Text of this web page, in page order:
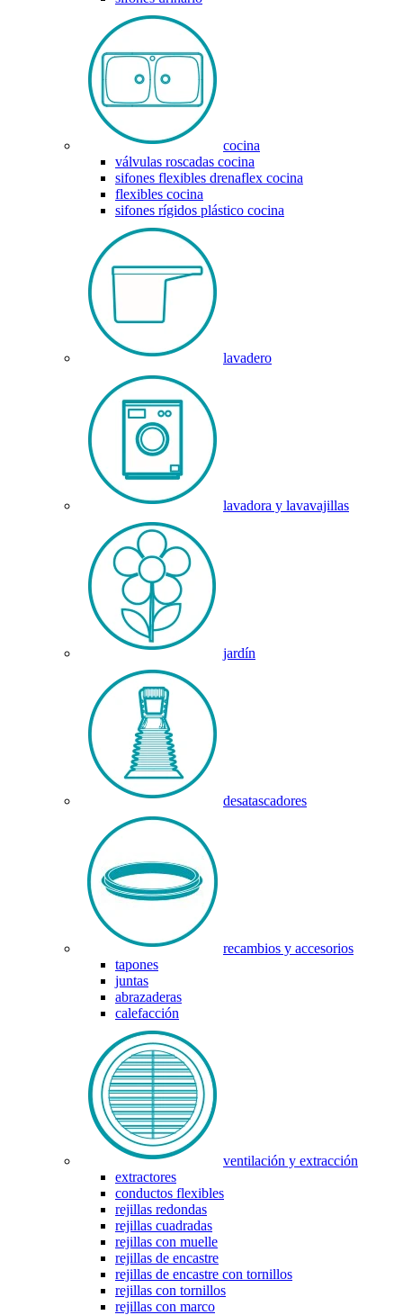
cocina
válvulas roscadas cocina
sifones flexibles drenaflex cocina
flexibles cocina
sifones rígidos plástico cocina
lavadero
lavadora y lavavajillas
jardín
desatascadores
recambios y accesorios
tapones
juntas
abrazaderas
calefacción
ventilación y extracción
extractores
conductos flexibles
rejillas redondas
rejillas cuadradas
rejillas con muelle
rejillas de encastre
rejillas de encastre con tornillos
rejillas con tornillos
rejillas con marco